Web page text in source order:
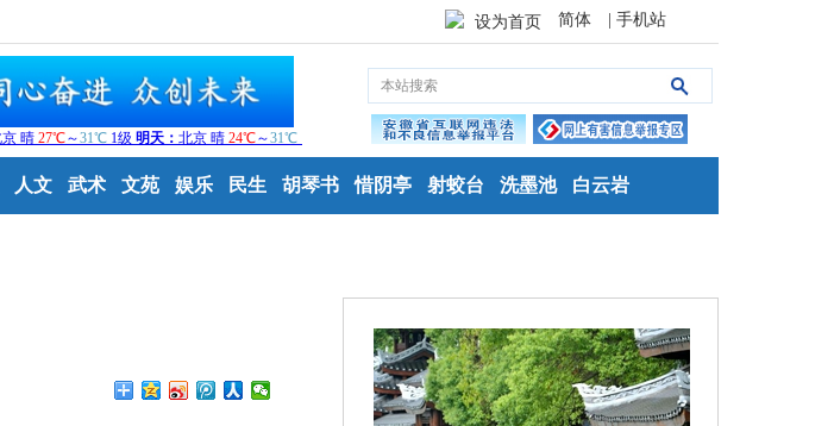
设为首页 简体 | 手机站
人文 武术 文苑 娱乐 民生 胡琴书 惜阴亭 射蛟台 洗墨池 白云岩